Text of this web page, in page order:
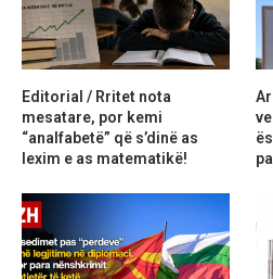
Editorial / Rritet nota
mesatare, por kemi
“analfabetë” që s’dinë as
lexim e as matematikë!